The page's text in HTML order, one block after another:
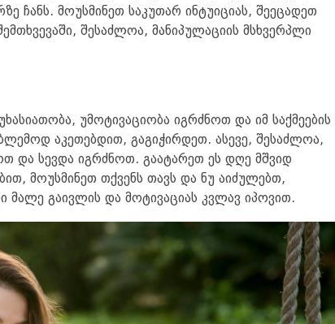
ჩანს. მოუსმინეთ საკუთარ ინტუიციას, შეეცადეთ
შესაძლოა, მანიპულაციის მსხვერპლი
უმოტივაციობა იგრძნოთ და იმ საქმეების
აკეთებდით, გაგიჭირდეთ. ასევე, შესაძლოა,
და სევდა იგრძნოთ. გაატარეთ ეს დღე მშვიდ
მოუსმინეთ თქვენს თავს და ნუ აიძულებთ,
გაივლის და მოტივაციას კვლავ იპოვით.